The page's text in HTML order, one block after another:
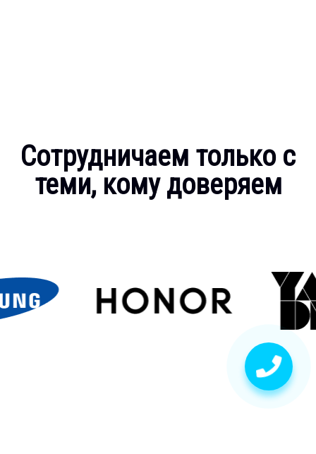
Сотрудничаем только с
теми, кому доверяем